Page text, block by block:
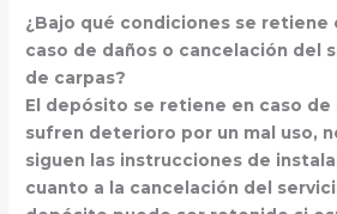
¿Bajo qué condiciones se retiene
caso de daños o cancelación del
de carpas?
El depósito se retiene en caso de
sufren deterioro por un mal uso,
siguen las instrucciones de
cuanto a la cancelación del